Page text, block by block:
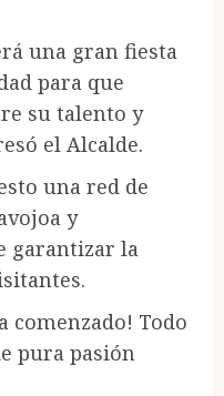
una gran fiesta
para que
su talento y
el Alcalde.
una red de
y
garantizar la
comenzado! Todo
pura pasión